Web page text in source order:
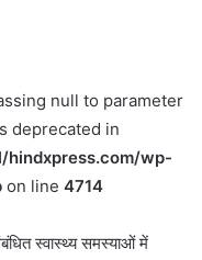
null to parameter
deprecated in
hindxpress.com/wp-
on line 4714
स्वास्थ्य समस्याओं में